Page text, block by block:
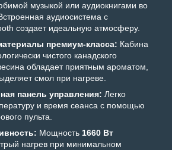
музыкой или аудиокнигами во
аудиосистема с
создает идеальную атмосферу.
премиум-класса: Кабина
чистого канадского
обладает приятным ароматом,
смол при нагреве.
панель управления: Легко
и время сеанса с помощью
пульта.
Мощность 1660 Вт
нагрев при минимальном